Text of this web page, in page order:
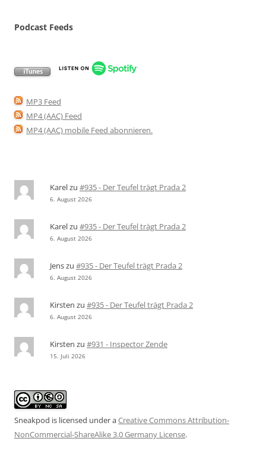
Podcast Feeds
MP3 Feed
MP4 (AAC) Feed
MP4 (AAC) mobile Feed abonnieren.
Karelzu #935 - Der Teufel trägt Prada 2
6. August 2026
Karelzu #935 - Der Teufel trägt Prada 2
6. August 2026
Jenszu #935 - Der Teufel trägt Prada 2
6. August 2026
Kirsten zu #935 - Der Teufel trägt Prada 2
6. August 2026
Kirsten zu #931 - Inspector Zende
15. Juli 2026
Sneakpod is licensed under aCreative Commons Attribution-
NonCommercial-ShareAlike 3.0 Germany License.